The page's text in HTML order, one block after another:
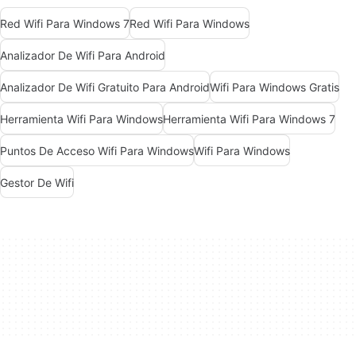
Red Wifi Para Windows 7Red Wifi Para Windows
Analizador De Wifi Para Android
Analizador De Wifi Gratuito Para AndroidWifi Para Windows Gratis
Herramienta Wifi Para WindowsHerramienta Wifi Para Windows 7
Puntos De Acceso Wifi Para WindowsWifi Para Windows
Gestor De Wifi